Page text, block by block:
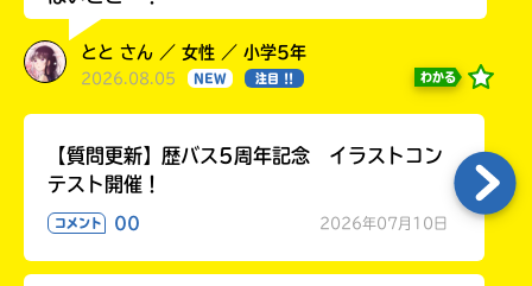
とと さん ／ 女性 ／ 小学5年
2026.08.05 NEW 注目 !! わかる
【質問更新】歴バス5周年記念 イラストコン
テスト開催！
コメント 00 2026年07月10日